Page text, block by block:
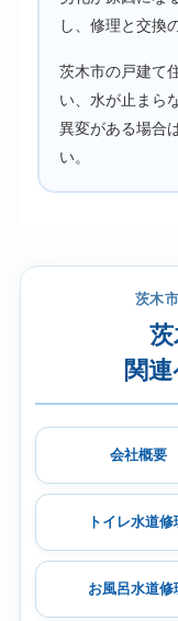
し、修理と交換
茨木市の戸建て
い、水が止まら
異変がある場合
い。
茨木
関
会社概要
トイレ水道修
お風呂水道修